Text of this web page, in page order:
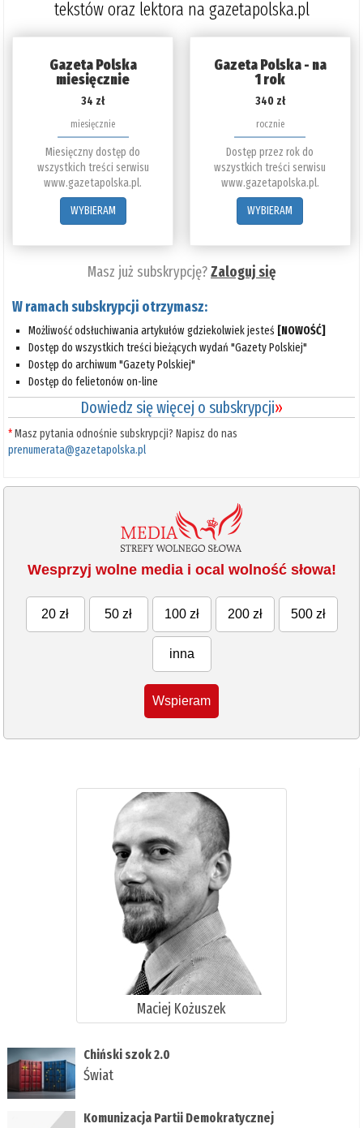
tekstów oraz lektora na gazetapolska.pl
Gazeta Polska
miesięcznie
34 zł
miesięcznie
Miesięczny dostęp do
wszystkich treści serwisu
www.gazetapolska.pl.
WYBIERAM
Gazeta Polska - na
1 rok
340 zł
rocznie
Dostęp przez rok do
wszystkich treści serwisu
www.gazetapolska.pl.
WYBIERAM
Masz już subskrypcję?Zaloguj się
W ramach subskrypcji otrzymasz:
Możliwość odsłuchiwania artykułów gdziekolwiek jesteś [NOWOŚĆ]
Dostęp do wszystkich treści bieżących wydań "Gazety Polskiej"
Dostęp do archiwum "Gazety Polskiej"
Dostęp do felietonów on-line
Dowiedz się więcej o subskrypcji»
*Masz pytania odnośnie subskrypcji? Napisz do nas
prenumerata@gazetapolska.pl
Wesprzyj wolne media i ocal wolność słowa!
20 zł 50 zł 100 zł 200 zł 500 zł
inna
Wspieram
Maciej Kożuszek
Chiński szok 2.0
Świat
Komunizacja Partii Demokratycznej